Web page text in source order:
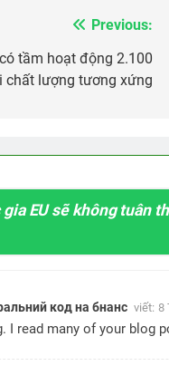
Previous:
tầm hoạt động 2.100
chất lượng tương xứng
EU sẽ không tuân
код на бнанс viết: 8
I read many of your blog